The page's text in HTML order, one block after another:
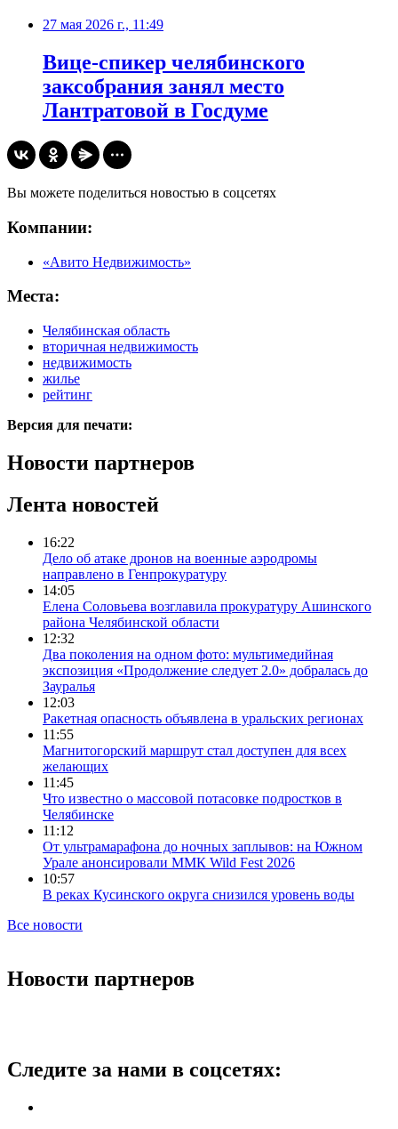
27 мая 2026 г., 11:49
Вице-спикер челябинского
заксобрания занял место
Лантратовой в Госдуме
Вы можете поделиться новостью в соцсетях
Компании:
«Авито Недвижимость»
Места:
Челябинская область
вторичная недвижимость
недвижимость
жилье
рейтинг
Версия для печати:
Новости партнеров
Лента новостей
16:22
Дело об атаке дронов на военные аэродромы
направлено в Генпрокуратуру
14:05
Елена Соловьева возглавила прокуратуру Ашинского
района Челябинской области
12:32
Два поколения на одном фото: мультимедийная
экспозиция «Продолжение следует 2.0» добралась до
Зауралья
12:03
Ракетная опасность объявлена в уральских регионах
11:55
Магнитогорский маршрут стал доступен для всех
желающих
11:45
Что известно о массовой потасовке подростков в
Челябинске
11:12
От ультрамарафона до ночных заплывов: на Южном
Урале анонсировали ММК Wild Fest 2026
10:57
В реках Кусинского округа снизился уровень воды
Все новости
Новости партнеров
Следите за нами в соцсетях: